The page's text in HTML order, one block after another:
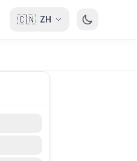
🇨🇳 ZH